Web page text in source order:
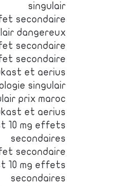
singulair
secondaire
dangereux
secondaire
secondaire
et aerius
singulair
prix maroc
et aerius
10 mg effets
secondaires
secondaire
10 mg effets
secondaires